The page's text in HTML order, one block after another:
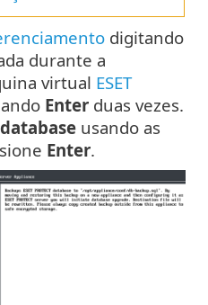
digitando
durante a
virtual ESET
Enter duas vezes.
usando as
Enter.